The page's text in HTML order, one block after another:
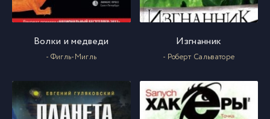
Волки и медведи
- Фигль-Мигль
Изгнанник
- Роберт Сальваторе